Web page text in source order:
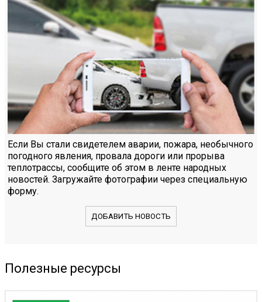
Если Вы стали свидетелем аварии, пожара, необычного
погодного явления, провала дороги или прорыва
теплотрассы, сообщите об этом в ленте народных
новостей. Загружайте фотографии через специальную
форму.
ДОБАВИТЬ НОВОСТЬ
Полезные ресурсы